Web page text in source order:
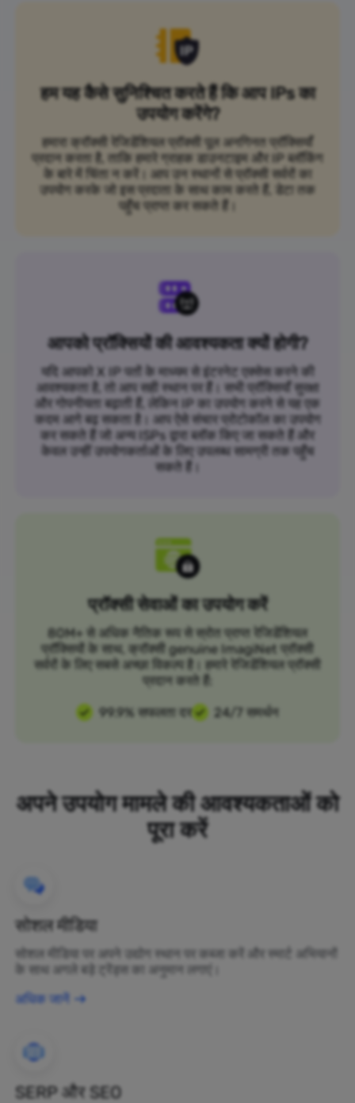
हम यह कैसे सुनिश्चित करते हैं कि आप IPs का
उपयोग करेंगे?
हमारा क्रॉक्सी रेजिडेंशियल प्रॉक्सी पूल अनगिनत प्रॉक्सियाँ
प्रदान करता है, ताकि हमारे ग्राहक डाउनटाइम और IP ब्लॉकिंग
के बारे में चिंता न करें। आप उन स्थानों से प्रॉक्सी सर्वरों का
उपयोग करके जो इस प्रदाता के साथ काम करते हैं, डेटा तक
पहुँच प्राप्त कर सकते हैं।
आपको प्रॉक्सियों की आवश्यकता क्यों होगी?
यदि आपको X IP पतों के माध्यम से इंटरनेट एक्सेस करने की
आवश्यकता है, तो आप सही स्थान पर हैं। सभी प्रॉक्सियाँ सुरक्षा
और गोपनीयता बढ़ाती हैं, लेकिन IP का उपयोग करने से यह एक
कदम आगे बढ़ सकता है। आप ऐसे संचार प्रोटोकॉल का उपयोग
कर सकते हैं जो अन्य ISPs द्वारा ब्लॉक किए जा सकते हैं और
केवल उन्हीं उपयोगकर्ताओं के लिए उपलब्ध सामग्री तक पहुँच
सकते हैं।
प्रॉक्सी सेवाओं का उपयोग करें
80M+ से अधिक नैतिक रूप से स्रोत प्राप्त रेजिडेंशियल
प्रॉक्सियों के साथ, क्रॉक्सी genuine ImagiNet प्रॉक्सी
सर्वरों के लिए सबसे अच्छा विकल्प है। हमारे रेजिडेंशियल प्रॉक्सी
प्रदान करते हैं:
99.9% सफलता दर
24/7 समर्थन
अपने उपयोग मामले की आवश्यकताओं को
पूरा करें
सोशल मीडिया
सोशल मीडिया पर अपने उद्योग स्थान पर कब्जा करें और स्मार्ट अभियानों
के साथ अगले बड़े ट्रेंड्स का अनुमान लगाएं।
अधिक जानें
SERP और SEO